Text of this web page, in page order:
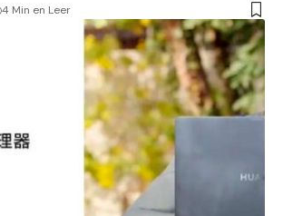
4 Min en Leer